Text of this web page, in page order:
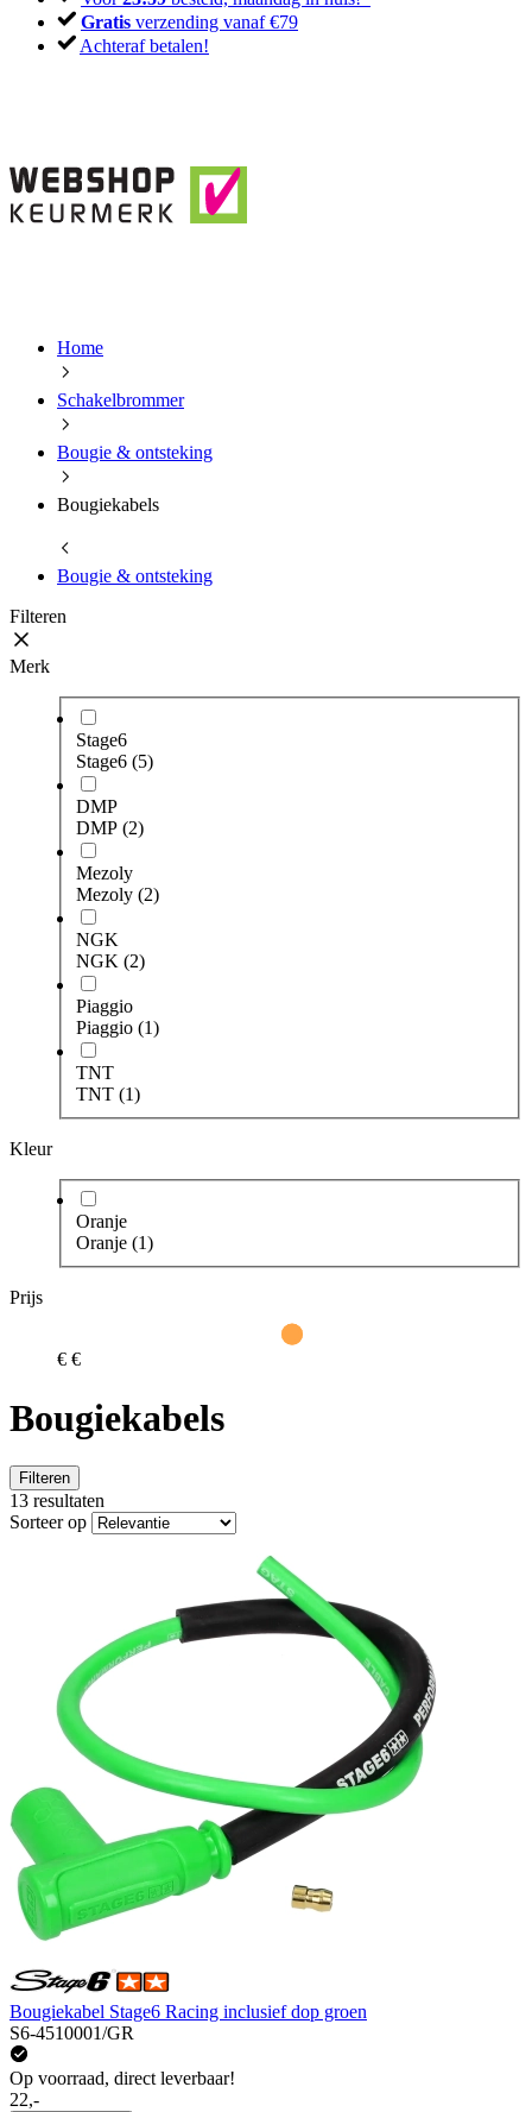
Gratis verzending vanaf €79
Achteraf betalen!
Home
Schakelbrommer
Bougie & ontsteking
Bougiekabels
Bougie & ontsteking
Filteren
Merk
Stage6
Stage6 (5)
DMP
DMP (2)
Mezoly
Mezoly (2)
NGK
NGK (2)
Piaggio
Piaggio (1)
TNT
TNT (1)
Kleur
Oranje
Oranje (1)
Prijs
€ €
Bougiekabels
Filteren
13 resultaten
Sorteer op
Bougiekabel Stage6 Racing inclusief dop groen
S6-4510001/GR
Op voorraad, direct leverbaar!
22,-